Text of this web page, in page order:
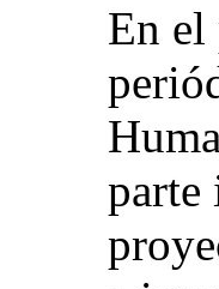
En el
parte